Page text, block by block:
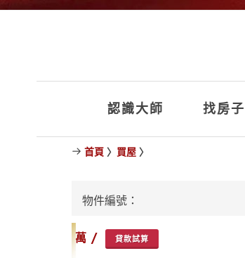
認識大師 找房子
首頁 〉 買屋 〉
物件編號：
萬 / 貸款試算